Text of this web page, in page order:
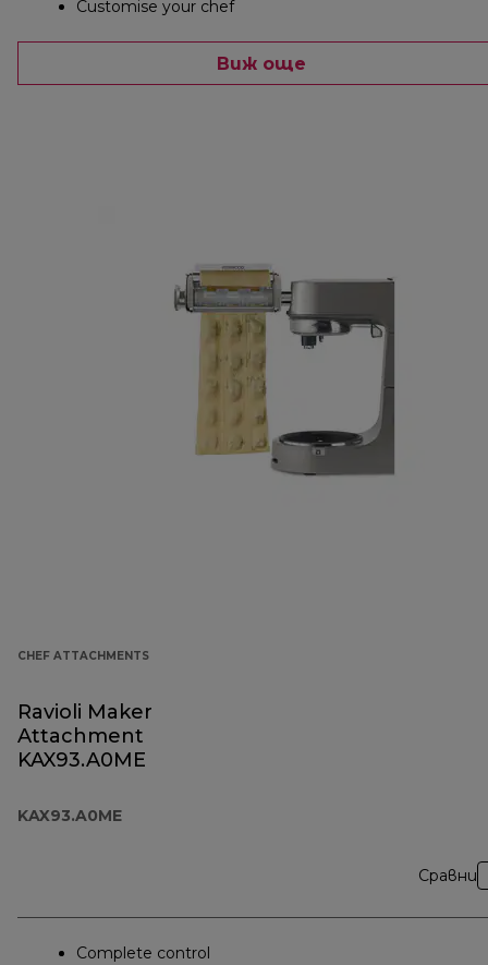
Customise your chef
Виж още
CHEF ATTACHMENTS
Ravioli Maker
Attachment
KAX93.A0ME
KAX93.A0ME
Сравни
Complete control